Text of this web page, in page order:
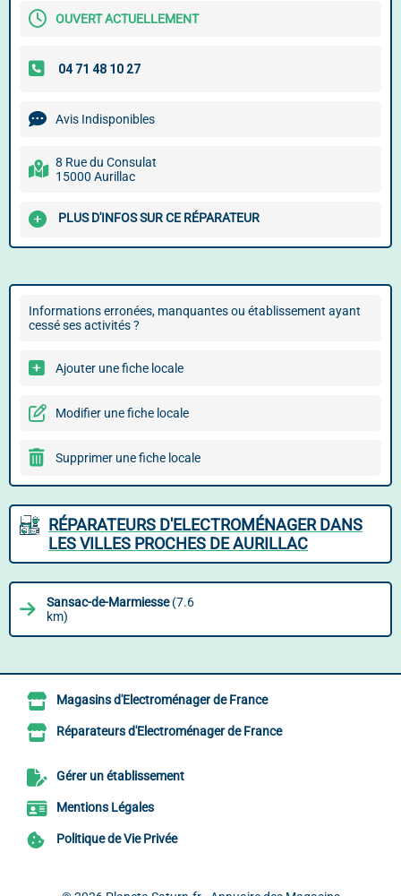
OUVERT ACTUELLEMENT
Avis Indisponibles
8 Rue du Consulat
15000 Aurillac
PLUS D'INFOS SUR CE RÉPARATEUR
Informations erronées, manquantes ou établissement ayant
cessé ses activités ?
Ajouter une fiche locale
Modifier une fiche locale
Supprimer une fiche locale
RÉPARATEURS D'ELECTROMÉNAGER DANS
LES VILLES PROCHES DE AURILLAC
Sansac-de-Marmiesse(7.6
km)
Magasins d'Electroménager de France
Réparateurs d'Electroménager de France
Gérer un établissement
Mentions Légales
Politique de Vie Privée